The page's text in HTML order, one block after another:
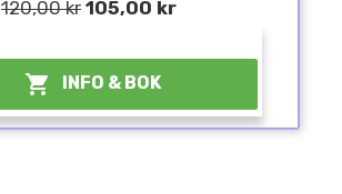
120,00 kr 105,00 kr
 INFO & BOK